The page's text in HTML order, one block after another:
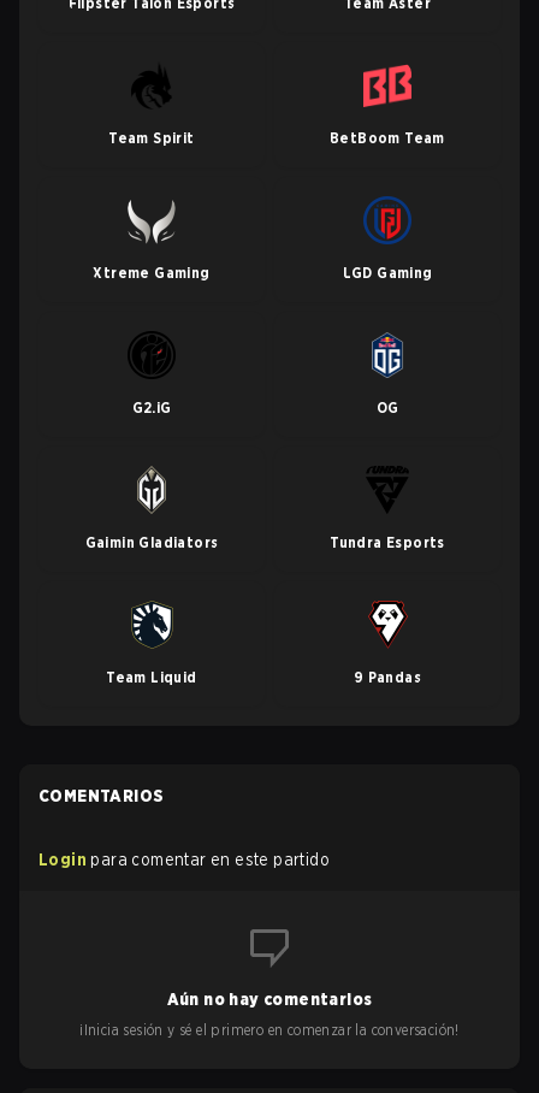
Team Spirit BetBoom Team
Xtreme Gaming LGD Gaming
G2.iG OG
Gaimin Gladiators Tundra Esports
Team Liquid 9 Pandas
COMENTARIOS
Login para comentar en este partido
Aún no hay comentarios
¡Inicia sesión y sé el primero en comenzar la conversación!